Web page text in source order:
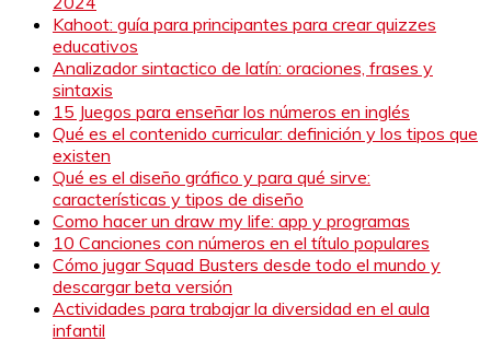
Kahoot: guía para principantes para crear quizzes
educativos
Analizador sintactico de latín: oraciones, frases y
sintaxis
15 Juegos para enseñar los números en inglés
Qué es el contenido curricular: definición y los tipos que
existen
Qué es el diseño gráfico y para qué sirve:
características y tipos de diseño
Como hacer un draw my life: app y programas
10 Canciones con números en el título populares
Cómo jugar Squad Busters desde todo el mundo y
descargar beta versión
Actividades para trabajar la diversidad en el aula
infantil